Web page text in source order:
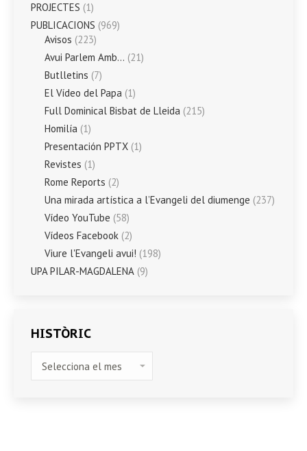
PROJECTES (1)
PUBLICACIONS (969)
Avisos (223)
Avui Parlem Amb… (21)
Butlletins (7)
El Vídeo del Papa (1)
Full Dominical Bisbat de Lleida (215)
Homilía (1)
Presentación PPTX (1)
Revistes (1)
Rome Reports (2)
Una mirada artística a l’Evangeli del diumenge (237)
Vídeo YouTube (58)
Vídeos Facebook (2)
Viure l'Evangeli avui! (198)
UPA PILAR-MAGDALENA (9)
HISTÒRIC